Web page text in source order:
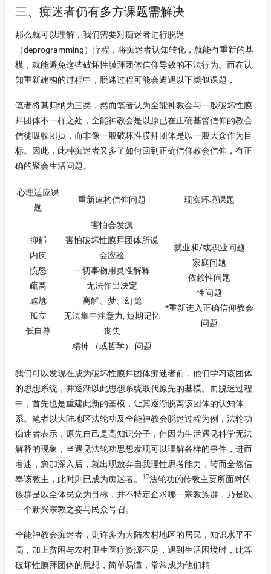
三、痴迷者仍有多方课题需解决
那么就可以理解，我们需要对痴迷者进行脱迷
（deprogramming）疗程，将痴迷者认知转化，就能有重新的基
模，就能避免这些破坏性膜拜团体信仰导致的不法行为。而在认
知重新建构的过程中，脱迷过程可能会遭遇以下类似课题，
笔者将其归纳为三类，然而笔者认为全能神教会与一般破坏性膜
拜团体不一样之处，全能神教会是以原已在正确基督信仰的教会
信徒吸收团员，而非像一般破坏性膜拜团体是以一般大众作为目
标。因此，此种痴迷者又多了如何回到正确信仰教会信仰，有正
确的聚会生活问题。
心理适应课
题
重新建构信仰问题 现实环境课题
抑郁
内疚
愤怒
疏离
尴尬
孤立
低自尊
害怕会发疯
害怕破坏性膜拜团体所说
会应验
一切事物用灵性解释
无法作出决定
离解、梦、幻觉
无法集中注意力, 短期记忆
丧失
精神 （或哲学） 问题
就业和/或职业问题
家庭问题
依赖性问题
性问题
*重新进入正确信仰教会
问题
我们可以发现在成为破坏性膜拜团体痴迷者前，他们学习该团体
的思想系统，并逐渐以此思想系统取代原先的基模。而脱迷过程
中，首先也是重建此新的基模，让其逐渐脱离该团体的认知体
系。笔者以大陆地区法轮功及全能神教会脱迷过程为例，法轮功
痴迷者表示，原先自己是高知识分子，但因为生活遇见科学无法
解释的现象，当遇见法轮功思想发现可以理解各样的事件，进而
着迷，愈加深入后，就出现放弃自我理性思考能力，转而全然信
奉该教主，此时则已成为痴迷者。
17法轮功的传教主要所面对的
族群是以全体民众为目标，并不特定企求哪一宗教族群，乃是以
一个新兴宗教之姿与民众号召。
全能神教会痴迷者，则许多为大陆农村地区的居民，知识水平不
高，加上贫困与农村卫生医疗资源不足，遇到生活困境时，此等
破坏性膜拜团体的思想，简单易懂，常常成为他们精